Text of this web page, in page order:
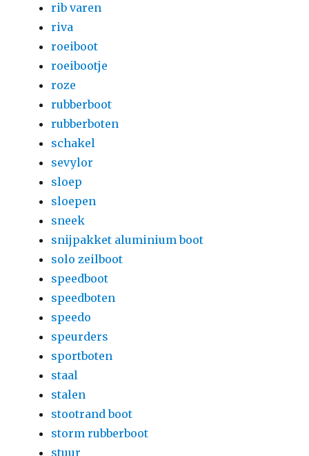
rib varen
riva
roeiboot
roeibootje
roze
rubberboot
rubberboten
schakel
sevylor
sloep
sloepen
sneek
snijpakket aluminium boot
solo zeilboot
speedboot
speedboten
speedo
speurders
sportboten
staal
stalen
stootrand boot
storm rubberboot
stuur